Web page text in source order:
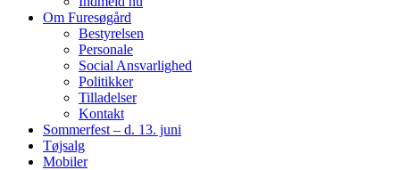
Om Furesøgård
Bestyrelsen
Personale
Social Ansvarlighed
Politikker
Tilladelser
Kontakt
Sommerfest – d. 13. juni
Tøjsalg
Mobiler